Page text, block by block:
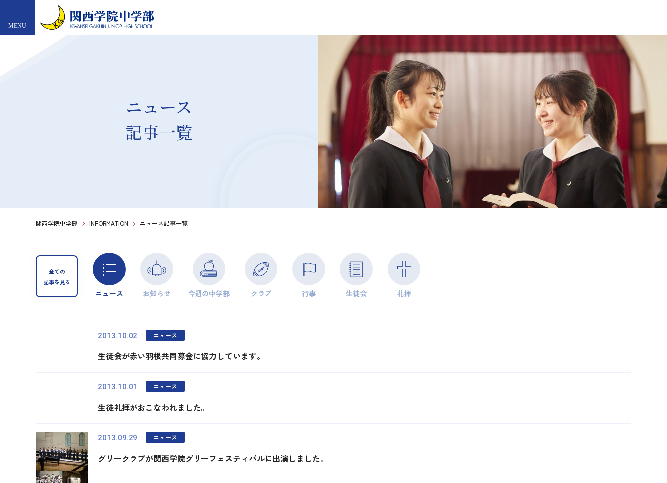
MENU
ニュース
記事一覧
関西学院中学部 INFORMATION ニュース記事一覧
全ての
記事を見る
ニュース お知らせ 今週の中学部 クラブ 行事 生徒会 礼拝
2013.10.02 ニュース
生徒会が赤い羽根共同募金に協力しています。
2013.10.01 ニュース
生徒礼拝がおこなわれました。
2013.09.29 ニュース
グリークラブが関西学院グリーフェスティバルに出演しました。